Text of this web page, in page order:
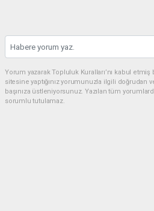
Yorum yazarak Topluluk Kuralları’nı kabul
sitesine yaptığınız yorumunuzla ilgili doğrudan
başınıza üstleniyorsunuz. Yazılan tüm
sorumlu tutulamaz.